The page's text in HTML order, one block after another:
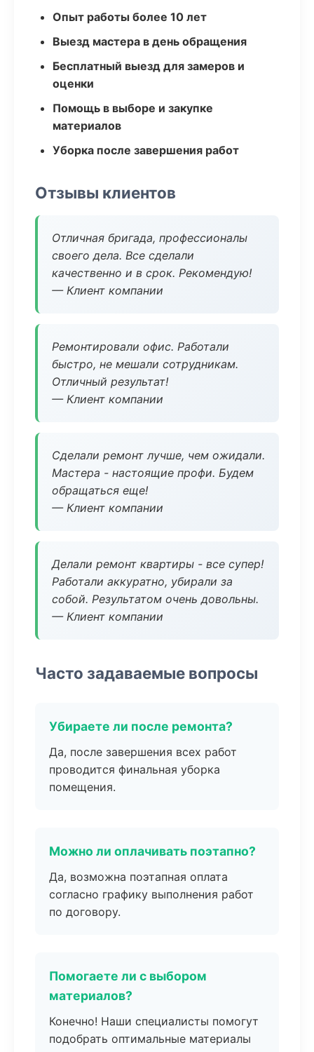
Опыт работы более 10 лет
Выезд мастера в день обращения
Бесплатный выезд для замеров и
оценки
Помощь в выборе и закупке
материалов
Уборка после завершения работ
Отзывы клиентов
Отличная бригада, профессионалы
своего дела. Все сделали
качественно и в срок. Рекомендую!
— Клиент компании
Ремонтировали офис. Работали
быстро, не мешали сотрудникам.
Отличный результат!
— Клиент компании
Сделали ремонт лучше, чем ожидали.
Мастера - настоящие профи. Будем
обращаться еще!
— Клиент компании
Делали ремонт квартиры - все супер!
Работали аккуратно, убирали за
собой. Результатом очень довольны.
— Клиент компании
Часто задаваемые вопросы
Убираете ли после ремонта?
Да, после завершения всех работ
проводится финальная уборка
помещения.
Можно ли оплачивать поэтапно?
Да, возможна поэтапная оплата
согласно графику выполнения работ
по договору.
Помогаете ли с выбором
материалов?
Конечно! Наши специалисты помогут
подобрать оптимальные материалы